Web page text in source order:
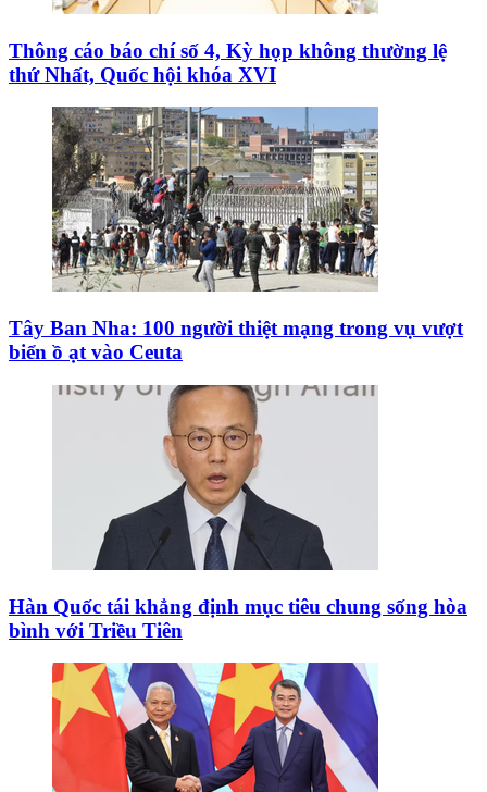
Thông cáo báo chí số 4, Kỳ họp không thường lệ
thứ Nhất, Quốc hội khóa XVI
Tây Ban Nha: 100 người thiệt mạng trong vụ vượt
biển ồ ạt vào Ceuta
Hàn Quốc tái khẳng định mục tiêu chung sống hòa
bình với Triều Tiên